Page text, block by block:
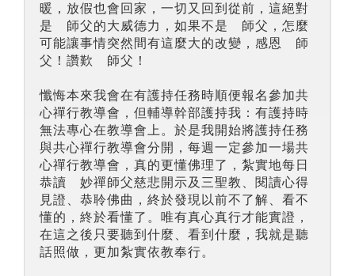
暖，放假也會回家，一切又回到從前，這絕對
是 師父的大威德力，如果不是 師父，怎麼
可能讓事情突然間有這麼大的改變，感恩 師
父！讚歎 師父！
懺悔本來我會在有護持任務時順便報名參加共
心禪行教導會，但輔導幹部護持我：有護持時
無法專心在教導會上。於是我開始將護持任務
與共心禪行教導會分開，每週一定參加一場共
心禪行教導會，真的更懂佛理了，紮實地每日
恭讀 妙禪師父慈悲開示及三聖教、閱讀心得
見證、恭聆佛曲，終於發現以前不了解、看不
懂的，終於看懂了。唯有真心真行才能實證，
在這之後只要聽到什麼、看到什麼，我就是聽
話照做，更加紮實依教奉行。